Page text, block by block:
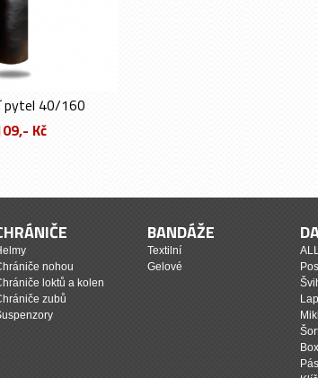
pytel 40/160
Kč
nohou
loktů a kolen
zubů
BANDÁŽE
Textilní
Gelové